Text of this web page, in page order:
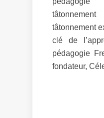
tâtonnement
clé de
pédagogie
fondateur,